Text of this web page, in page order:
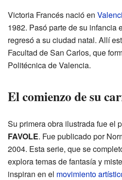
Victoria Francés nació en
1982. Pasó parte de su infancia
regresó a su ciudad natal. Allí
Facultad de San Carlos, que
Politécnica de Valencia.
El comienzo de su
Su primera obra ilustrada fue el
FAVOLE. Fue publicado por
2004. Esta serie, que se
explora temas de fantasía y
inspiran en el movimiento